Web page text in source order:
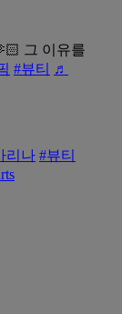
그 이유를
#뷰티
♬
리나 #뷰티